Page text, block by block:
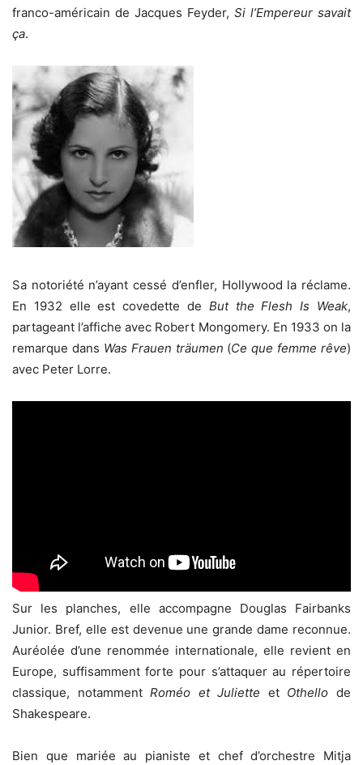
franco-américain de Jacques Feyder, Si l’Empereur savait
ça.
Sa notoriété n’ayant cessé d’enfler, Hollywood la réclame.
En 1932 elle est covedette de But the Flesh Is Weak,
partageant l’affiche avec Robert Mongomery. En 1933 on la
remarque dans Was Frauen träumen (Ce que femme rêve)
avec Peter Lorre.
Sur les planches, elle accompagne Douglas Fairbanks
Junior. Bref, elle est devenue une grande dame reconnue.
Auréolée d’une renommée internationale, elle revient en
Europe, suffisamment forte pour s’attaquer au répertoire
classique, notammentRoméo et Juliette et Othello de
Shakespeare.
Bien que mariée au pianiste et chef d’orchestre Mitja